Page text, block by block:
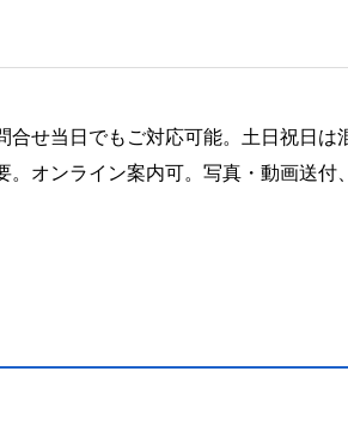
せ当日でもご対応可能。土日祝日は
オンライン案内可。写真・動画送付